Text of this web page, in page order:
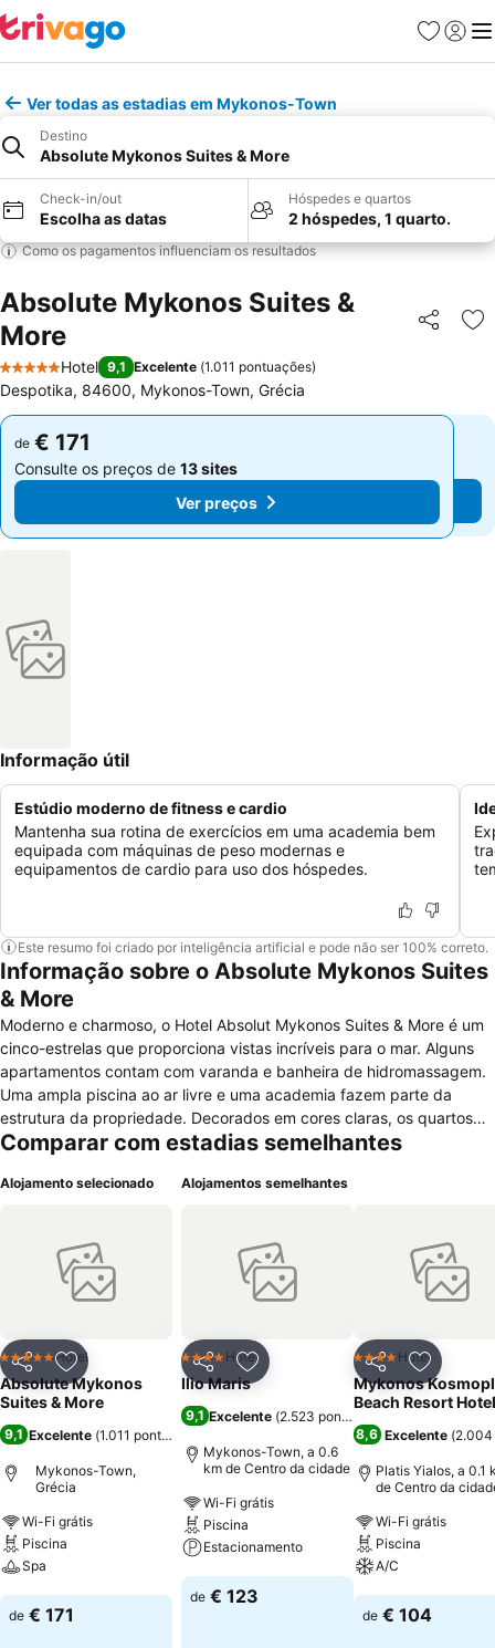
Favoritos
Iniciar
Ver todas as estadias em Mykonos-Town
Destino
Absolute Mykonos Suites & More
Check-in/out
Escolha as datas
Hóspedes e quartos
2 hóspedes, 1 quarto.
Como os pagamentos influenciam os resultados
Absolute Mykonos Suites &
More
Partilhar
5 Estrelas
Hotel 9,1 Excelente (1.011 pontuações)
Despotika, 84600, Mykonos-Town, Grécia
de € 171
Consulte os preços de 13 sites
Ver preços
de € 171
Consulte os preços de 13 sites
Ver preços
Informação útil
Estúdio moderno de fitness e cardio
Mantenha sua rotina de exercícios em uma academia bem
equipada com máquinas de peso modernas e
equipamentos de cardio para uso dos hóspedes.
Este resumo foi criado por inteligência artificial e pode não ser 100% correto.
Informação sobre o Absolute Mykonos Suites
& More
Moderno e charmoso, o Hotel Absolut Mykonos Suites & More é um
cinco-estrelas que proporciona vistas incríveis para o mar. Alguns
apartamentos contam com varanda e banheira de hidromassagem.
Uma ampla piscina ao ar livre e uma academia fazem parte da
estrutura da propriedade. Decorados em cores claras, os quartos
possuem televisão a cabo, frigobar e máquina para café, além de
roupões, chinelos e produtos de higiene pessoal. Quem quer relaxar
recepção do Hotel Absolut Mykonos Suites & More, que funciona
nas 24 horas do dia. O café da manhã está incluso no valor da
diária. O local conta com o restaurante Feed Me, que serve também
Míconos demora demora cerca de dez minutos, assim como aos
moinhos de vento de Kato Mili.
Comparar com estadias semelhantes
Alojamento selecionado
PartilharAdicionar aos favoritos
5 EstrelasHotel
Absolute Mykonos
Suites & More
9,1 Excelente (1.011 pontuações
Mykonos-Town,
Grécia
Wi-Fi grátis
Piscina
Spa
Ver preços
de € 171
Alojamentos semelhantes
PartilharAdicionar aos favoritos
4 EstrelasHotel
Ilio Maris
9,1 Excelente (2.523 pontuações
Mykonos-Town, a 0.6
km de Centro da cidade
Wi-Fi grátis
Piscina
Estacionamento
Ver preços
de € 123
Partilhar
4 EstrelasHotel
Mykonos
Beach Resort Hotel
8,6 Excelente (2.004
Platis Yialos, a 0.1
de Centro da
Wi-Fi grátis
Piscina
A/C
Ver preços
de € 104